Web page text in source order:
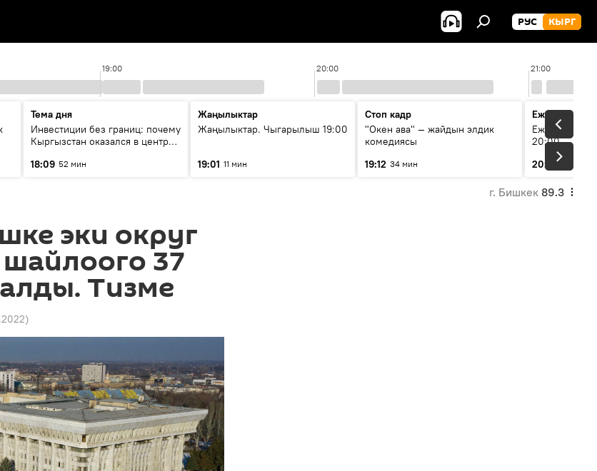
РУС КЫРГ
19:00 20:00 21:00
Тема дня
Инвестиции без границ: почему
Кыргызстан оказался в центре
18:09 52 мин
Жаңылыктар
Жаңылыктар. Чыгарылыш 19:00
19:01 11 мин
Стоп кадр
"Окен ава" — жайдын элдик
комедиясы
19:12 34 мин
Ежедневные
Ежедневные
20:00
20:01
г. Бишкек 89.3
эки округ
37
Тизме
)